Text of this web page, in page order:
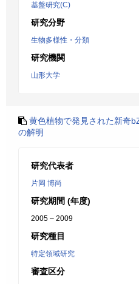
基盤研究(C)
研究分野
生物多様性・分類
研究機関
山形大学
黄色植物で発見された新奇
の解明
研究代表者
片岡 博尚
研究期間 (年度)
2005 – 2009
研究種目
特定領域研究
審査区分